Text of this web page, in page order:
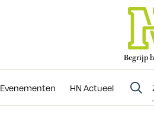
Begrijp
Evenementen HN Actueel
Evenementen